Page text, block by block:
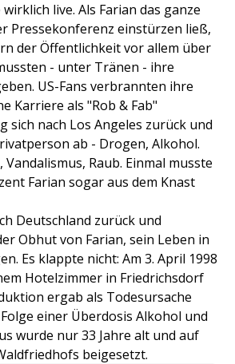
live. Als Farian das ganze
Pressekonferenz einstürzen ließ,
der Öffentlichkeit vor allem über
- unter Tränen - ihre
US-Fans verbrannten ihre
Karriere als "Rob & Fab"
sich nach Los Angeles zurück und
ab - Drogen, Alkohol.
Raub. Einmal musste
Farian sogar aus dem Knast
Deutschland zurück und
Obhut von Farian, sein Leben in
Es klappte nicht: Am 3. April 1998
Hotelzimmer in Friedrichsdorf
ergab als Todesursache
einer Überdosis Alkohol und
wurde nur 33 Jahre alt und auf
beigesetzt.